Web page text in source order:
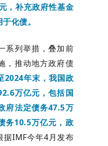
，补充政府性基金
化债。
系列举措，叠加前
，推动地方政府债
2024年末，我国政
万亿元，包括国
府法定债务47.5万
务10.5万亿元，政
据IMF今年4月发布